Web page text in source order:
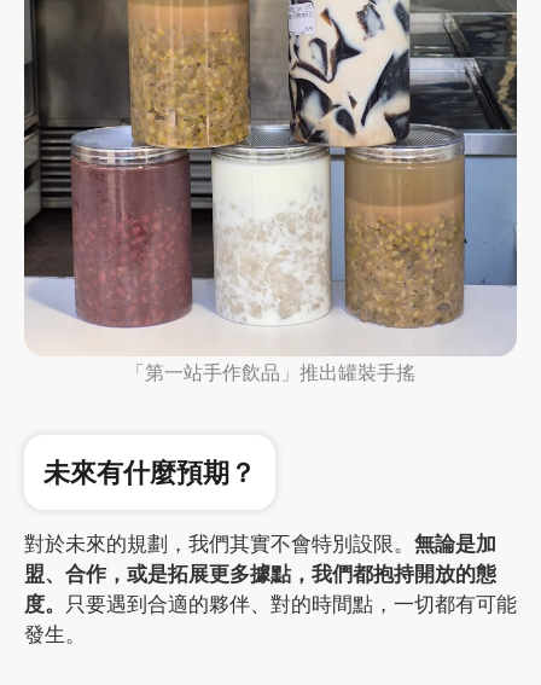
「第一站手作飲品」推出罐裝手搖
未來有什麼預期？
對於未來的規劃，我們其實不會特別設限。 無論是加
盟、合作，或是拓展更多據點，我們都抱持開放的態
度。
只要遇到合適的夥伴、對的時間點，一切都有可能
發生。